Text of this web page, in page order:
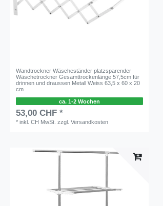
Wandtrockner Wäscheständer platzsparender
Wäschetrockner Gesamttrockenlänge 57,5cm für
drinnen und draussen Metall Weiss 63,5 x 60 x 20
cm
ca. 1-2 Wochen
53,00 CHF *
*inkl. CH MwSt. zzgl.Versandkosten